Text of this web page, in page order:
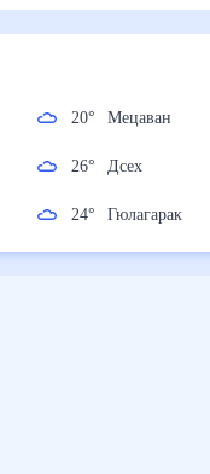
20° Мецаван
26° Дсех
24° Гюлагарак